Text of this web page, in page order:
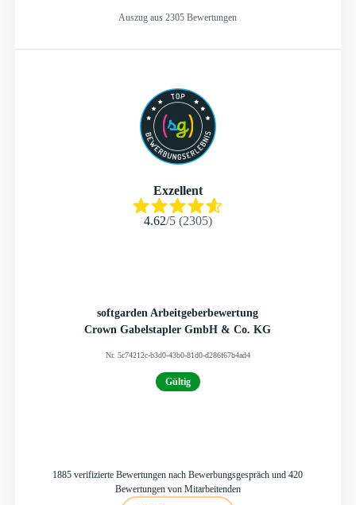
Auszug aus 2305 Bewertungen
Exzellent
4.62/5(2305)
softgarden Arbeitgeberbewertung
Crown Gabelstapler GmbH & Co. KG
Nr. 5c74212c-b3d0-43b0-81d0-d286f67b4ad4
Gültig
1885 verifizierte Bewertungen nach Bewerbungsgespräch und 420
Bewertungen von Mitarbeitenden